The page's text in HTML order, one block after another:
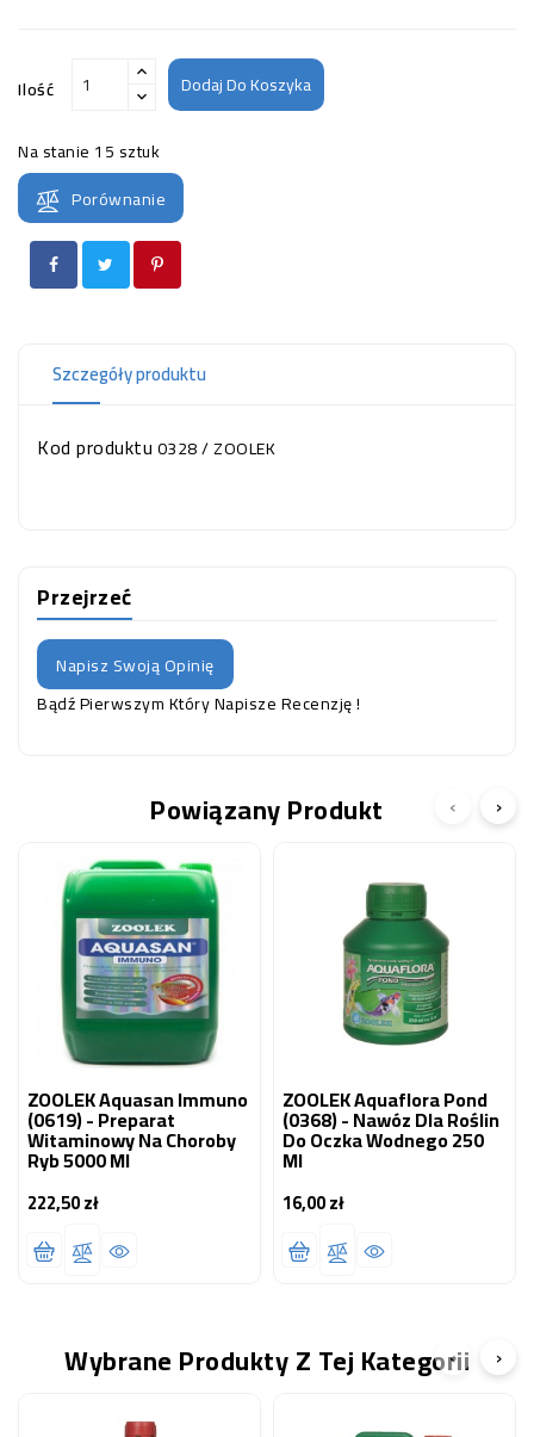
Ilość Dodaj Do Koszyka
Na stanie 15 sztuk
Porównanie
Szczegóły produktu
Kod produktu0328 / ZOOLEK
Przejrzeć
Napisz Swoją Opinię
Bądź Pierwszym Który Napisze Recenzję !
Powiązany Produkt
ZOOLEK Aquasan Immuno
(0619) - Preparat
Witaminowy Na Choroby
Ryb 5000 Ml
222,50 złCena
ZOOLEK Aquaflora Pond
(0368) - Nawóz Dla Roślin
Do Oczka Wodnego 250
Ml
16,00 złCena
‹ ›
Wybrane Produkty Z Tej Kategorii
‹ ›